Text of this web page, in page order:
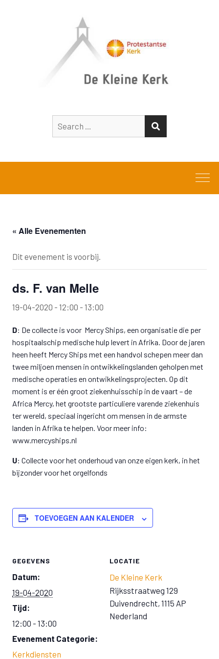
for:
« Alle Evenementen
Dit evenement is voorbij.
ds. F. van Melle
19-04-2020 - 12:00 - 13:00
D: De collecte is voor Mercy Ships, een organisatie die per
hospitaalschip medische hulp levert in Afrika. Door de jaren
heen heeft Mercy Ships met een handvol schepen meer dan
twee miljoen mensen in ontwikkelingslanden geholpen met
medische operaties en ontwikkelingsprojecten. Op dit
moment is er één groot ziekenhuisschip in de vaart – de
Africa Mercy, het grootste particuliere varende ziekenhuis
ter wereld, speciaal ingericht om mensen in de armste
landen in Afrika te helpen. Voor meer info:
www.mercyships.nl
U: Collecte voor het onderhoud van onze eigen kerk, in het
bijzonder voor het orgelfonds
TOEVOEGEN AAN KALENDER
GEGEVENS
Datum:
19-04-2020
Tijd:
12:00 - 13:00
Evenement Categorie:
Kerkdiensten
LOCATIE
De Kleine Kerk
Rijksstraatweg 129
Duivendrecht, 1115 AP
Nederland